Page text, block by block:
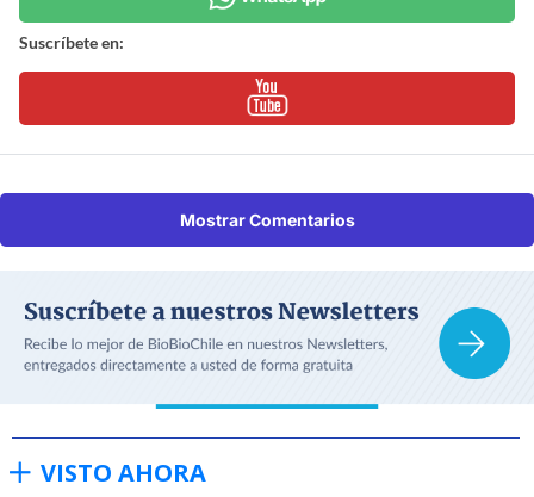
Suscríbete en:
Mostrar Comentarios
VISTO AHORA